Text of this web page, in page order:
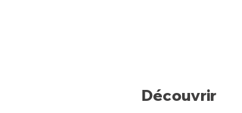
Découvrir